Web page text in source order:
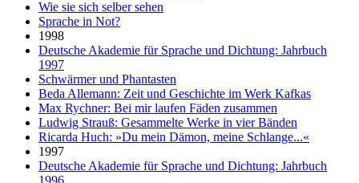
Wie sie sich selber sehen
Sprache in Not?
1998
Deutsche Akademie für Sprache und Dichtung: Jahrbuch
1997
Schwärmer und Phantasten
Beda Allemann: Zeit und Geschichte im Werk Kafkas
Max Rychner: Bei mir laufen Fäden zusammen
Ludwig Strauß: Gesammelte Werke in vier Bänden
Ricarda Huch: »Du mein Dämon, meine Schlange...«
1997
Deutsche Akademie für Sprache und Dichtung: Jahrbuch
1996